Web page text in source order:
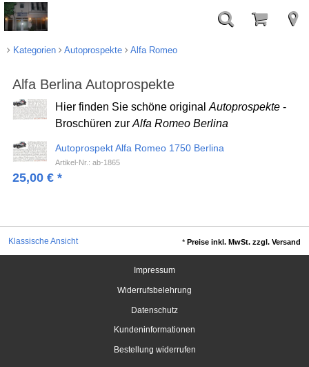
Kategorien Autoprospekte Alfa Romeo
Alfa Berlina Autoprospekte
Hier finden Sie schöne original Autoprospekte -
Broschüren zur Alfa Romeo Berlina
Autoprospekt Alfa Romeo 1750 Berlina
Artikel-Nr.: ab-1865
25,00 €*
Klassische Ansicht *Preise inkl. MwSt. zzgl. Versand
Impressum
Widerrufsbelehrung
Datenschutz
Kundeninformationen
Bestellung widerrufen